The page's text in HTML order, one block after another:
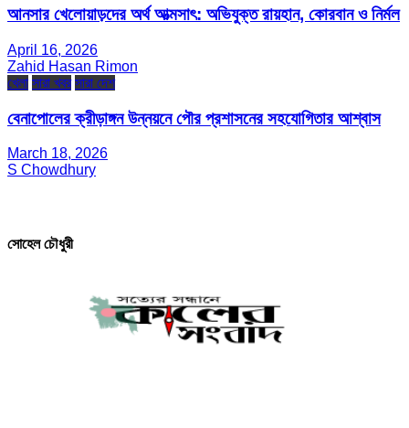
আনসার খেলোয়াড়দের অর্থ আত্মসাৎ: অভিযুক্ত রায়হান, কোরবান ও নির্মল
April 16, 2026
Zahid Hasan Rimon
খেলা সারা খবর সারা দেশ
বেনাপোলের ক্রীড়াঙ্গন উন্নয়নে পৌর প্রশাসনের সহযোগিতার আশ্বাস
March 18, 2026
S Chowdhury
সোহেল চৌধুরী